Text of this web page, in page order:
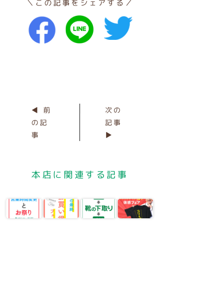
＼この記事をシェアする／
◀ 前
の記
事
次の
記事
▶
本店に関連する記事